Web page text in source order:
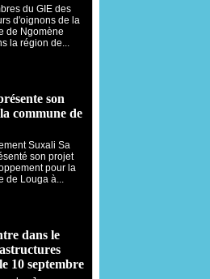
du GIE des
d'oignons de la
de Ngomène
la région de...
son
commune de
Suxali Sa
son projet
pour la
de Louga à...
dans le
10 septembre